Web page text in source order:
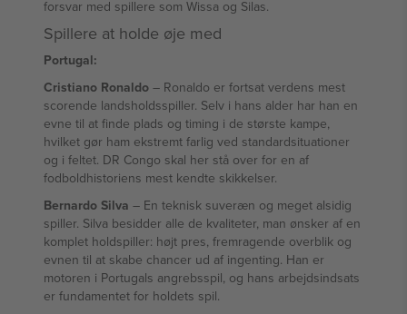
forsvar med spillere som Wissa og Silas.
Spillere at holde øje med
Portugal:
Cristiano Ronaldo – Ronaldo er fortsat verdens mest
scorende landsholdsspiller. Selv i hans alder har han en
evne til at finde plads og timing i de største kampe,
hvilket gør ham ekstremt farlig ved standardsituationer
og i feltet. DR Congo skal her stå over for en af
fodboldhistoriens mest kendte skikkelser.
Bernardo Silva – En teknisk suveræn og meget alsidig
spiller. Silva besidder alle de kvaliteter, man ønsker af en
komplet holdspiller: højt pres, fremragende overblik og
evnen til at skabe chancer ud af ingenting. Han er
motoren i Portugals angrebsspil, og hans arbejdsindsats
er fundamentet for holdets spil.